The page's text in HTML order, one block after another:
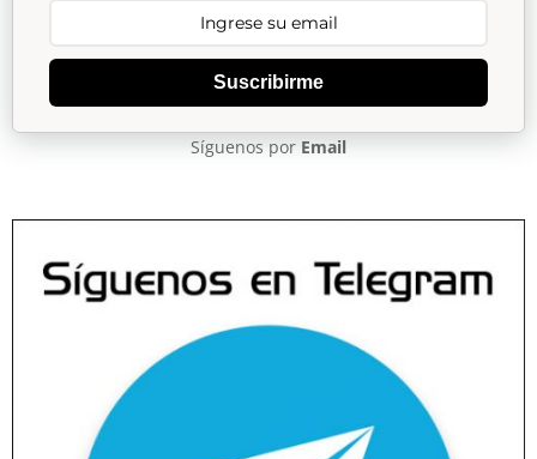
Suscribirme
Síguenos por Email